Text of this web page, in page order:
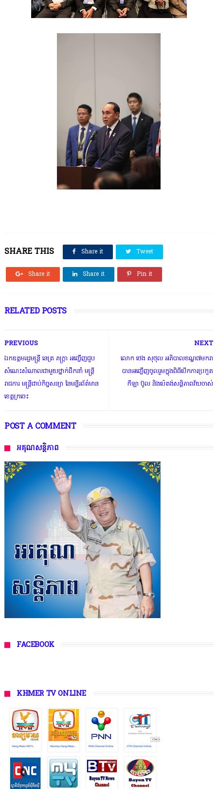
SHARE THIS Share it Tweet
Share it Share it Pin it
RELATED POSTS
NEXT
លោក ថេង សុថុល អភិបាលខណ្ឌ៧មករា
បានអញ្ជើញចូលរួមក្នុងពិធីបើកការប្រកួត
កីឡា ប៊ូល និងប៉េតង់សន្ដិភាពវ័យចាស់
PREVIOUS
ឯកឧត្តមរដ្ឋមន្ត្រី នេត្រ ភក្ត្រា អញ្ជើញជួប
សំណេះសំណាលជាមួយថ្នាក់ដឹកនាំ មន្ត្រី
រាជការ មន្ត្រីជាប់កិច្ចសន្យា នៃមន្ទីរព័ត៌មាន
ខេត្តក្រចេះ
POST A COMMENT
អគុណសន្តិភាព
FACEBOOK
KHMER TV ONLINE